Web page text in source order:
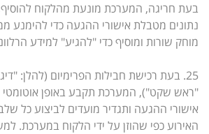
בעת חריגה, המערכת מונעת מהלקוח
נתונים מטבלת אישורי ההגעה כדי להימנע
מוחק שורות ומוסיף כדי "להגיע" למידע
25. בעת רכישת חבילות הפרימיום (להלן:
"ראש שקט"), המערכת תקבע באופן
אישורי ההגעה ותגדיר מועדים לביצוע כל
האירוע כפי שהוזן על ידי הלקוח במערכת.